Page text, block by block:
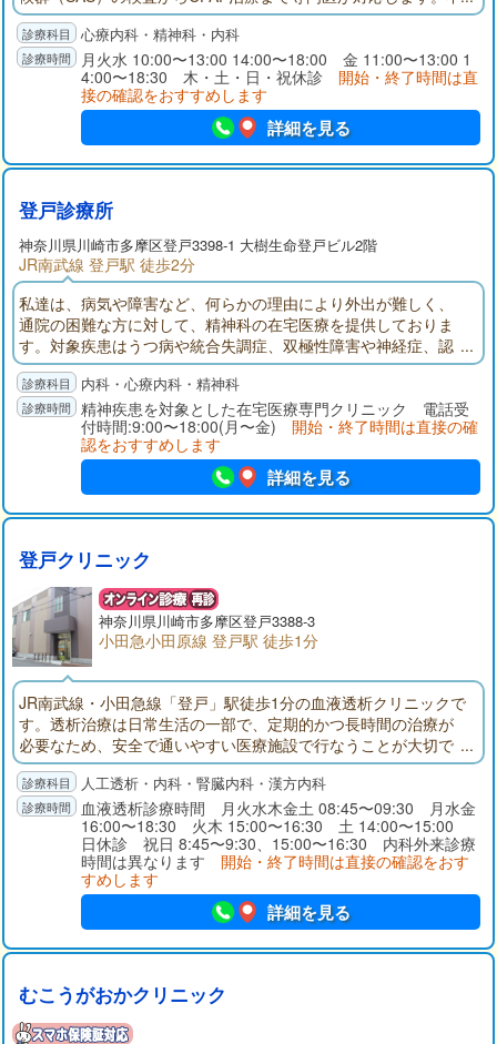
眠や睡眠の悩みはスリープクリニックへご相談ください。
心療内科・精神科・内科
月火水 10:00〜13:00 14:00〜18:00 金 11:00〜13:00 1
4:00〜18:30 木・土・日・祝休診 開始・終了時間は直
接の確認をおすすめします
詳細を見る
登戸診療所
神奈川県川崎市多摩区登戸3398-1 大樹生命登戸ビル2階
JR南武線 登戸駅 徒歩2分
私達は、病気や障害など、何らかの理由により外出が難しく、
通院の困難な方に対して、精神科の在宅医療を提供しておりま
す。対象疾患はうつ病や統合失調症、双極性障害や神経症、認
知症など、様々な疾患を対象としております。また、これまで
に受診をした事がなく、診断のない方でも対応可能です。患者
様お一人お一人に合わせた医療を提供するため、医療相談員が
お話をお伺いします。
内科・心療内科・精神科
精神疾患を対象とした在宅医療専門クリニック 電話受
付時間:9:00〜18:00(月〜金) 開始・終了時間は直接の確
認をおすすめします
詳細を見る
登戸クリニック
神奈川県川崎市多摩区登戸3388-3
小田急小田原線 登戸駅 徒歩1分
JR南武線・小田急線「登戸」駅徒歩1分の血液透析クリニックで
す。透析治療は日常生活の一部で、定期的かつ長時間の治療が
必要なため、安全で通いやすい医療施設で行なうことが大切で
す。
人工透析・内科・腎臓内科・漢方内科
血液透析診療時間 月火水木金土 08:45〜09:30 月水金
16:00〜18:30 火木 15:00〜16:30 土 14:00〜15:00
日休診 祝日 8:45〜9:30、15:00〜16:30 内科外来診療
時間は異なります 開始・終了時間は直接の確認をおす
すめします
詳細を見る
むこうがおかクリニック